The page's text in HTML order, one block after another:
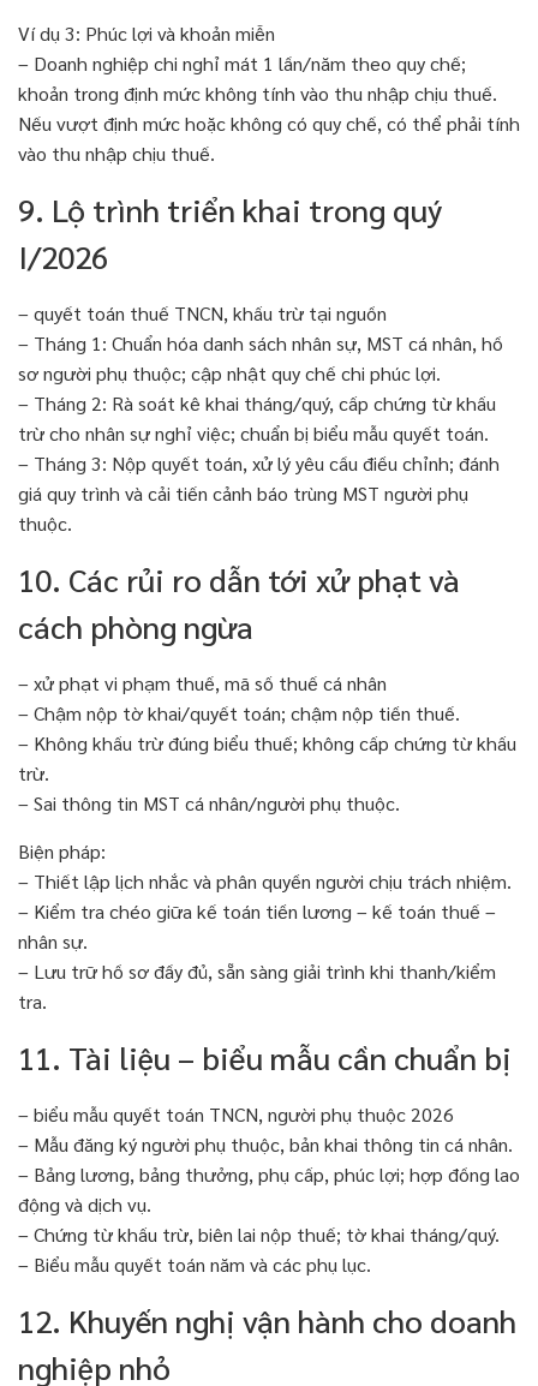
Ví dụ 3: Phúc lợi và khoản miễn
– Doanh nghiệp chi nghỉ mát 1 lần/năm theo quy chế;
khoản trong định mức không tính vào thu nhập chịu thuế.
Nếu vượt định mức hoặc không có quy chế, có thể phải tính
vào thu nhập chịu thuế.
9. Lộ trình triển khai trong quý
I/2026
– quyết toán thuế TNCN, khấu trừ tại nguồn
– Tháng 1: Chuẩn hóa danh sách nhân sự, MST cá nhân, hồ
sơ người phụ thuộc; cập nhật quy chế chi phúc lợi.
– Tháng 2: Rà soát kê khai tháng/quý, cấp chứng từ khấu
trừ cho nhân sự nghỉ việc; chuẩn bị biểu mẫu quyết toán.
– Tháng 3: Nộp quyết toán, xử lý yêu cầu điều chỉnh; đánh
giá quy trình và cải tiến cảnh báo trùng MST người phụ
thuộc.
10. Các rủi ro dẫn tới xử phạt và
cách phòng ngừa
– xử phạt vi phạm thuế, mã số thuế cá nhân
– Chậm nộp tờ khai/quyết toán; chậm nộp tiền thuế.
– Không khấu trừ đúng biểu thuế; không cấp chứng từ khấu
trừ.
– Sai thông tin MST cá nhân/người phụ thuộc.
Biện pháp:
– Thiết lập lịch nhắc và phân quyền người chịu trách nhiệm.
– Kiểm tra chéo giữa kế toán tiền lương – kế toán thuế –
nhân sự.
– Lưu trữ hồ sơ đầy đủ, sẵn sàng giải trình khi thanh/kiểm
tra.
11. Tài liệu – biểu mẫu cần chuẩn bị
– biểu mẫu quyết toán TNCN, người phụ thuộc 2026
– Mẫu đăng ký người phụ thuộc, bản khai thông tin cá nhân.
– Bảng lương, bảng thưởng, phụ cấp, phúc lợi; hợp đồng lao
động và dịch vụ.
– Chứng từ khấu trừ, biên lai nộp thuế; tờ khai tháng/quý.
– Biểu mẫu quyết toán năm và các phụ lục.
12. Khuyến nghị vận hành cho doanh
nghiệp nhỏ